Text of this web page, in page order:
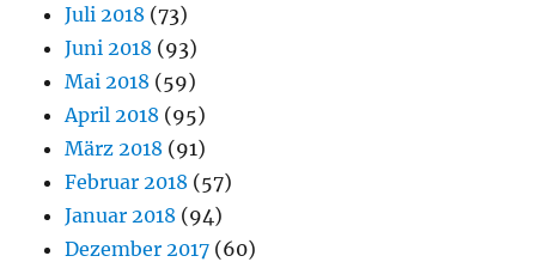
Juli 2018 (73)
Juni 2018 (93)
Mai 2018 (59)
April 2018 (95)
März 2018 (91)
Februar 2018 (57)
Januar 2018 (94)
Dezember 2017 (60)